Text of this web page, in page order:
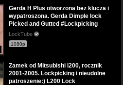
Gerda H Plus otworzona bez klucza i
wypatroszona. Gerda Dimple lock
Picked and Gutted #Lockpicking
LockTube
1080p
Zamek od Mitsubishi l200, rocznik
2001-2005. Lockpicking i nieudolne
patroszenie:) L200 Lock